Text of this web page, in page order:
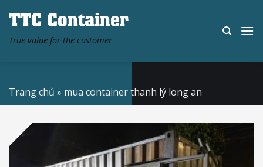
content
TTC Container
True value for the customer
Trang chủ » mua container thanh lý long an